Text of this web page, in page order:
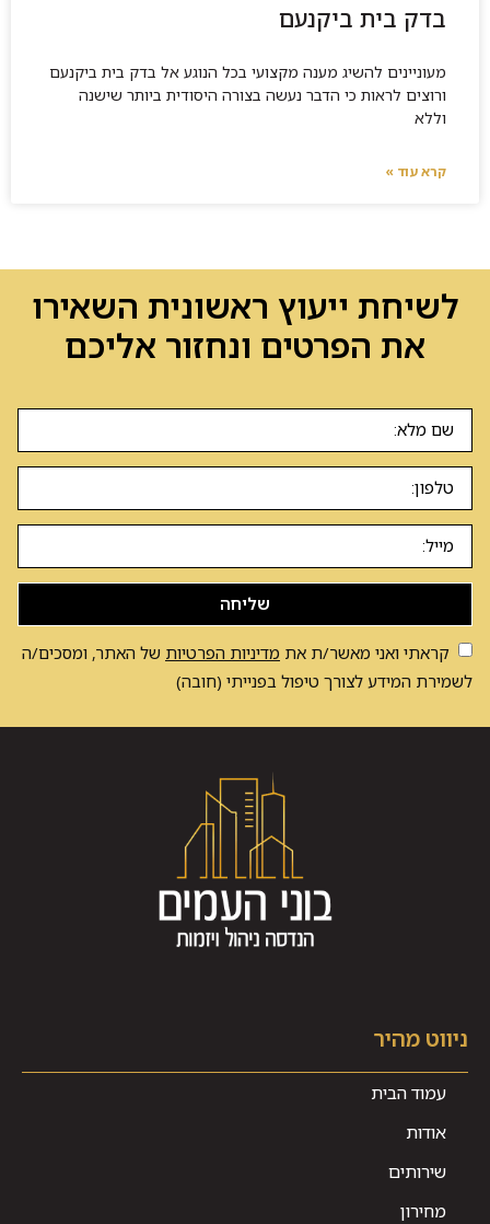
בדק בית ביקנעם
מעוניינים להשיג מענה מקצועי בכל הנוגע אל בדק בית ביקנעם
ורוצים לראות כי הדבר נעשה בצורה היסודית ביותר שישנה
וללא
קרא עוד »
לשיחת ייעוץ ראשונית השאירו
את הפרטים ונחזור אליכם
שליחה
קראתי ואני מאשר/ת את מדיניות הפרטיות של האתר, ומסכים/ה
לשמירת המידע לצורך טיפול בפנייתי (חובה)
ניווט מהיר
עמוד הבית
אודות
שירותים
מחירון